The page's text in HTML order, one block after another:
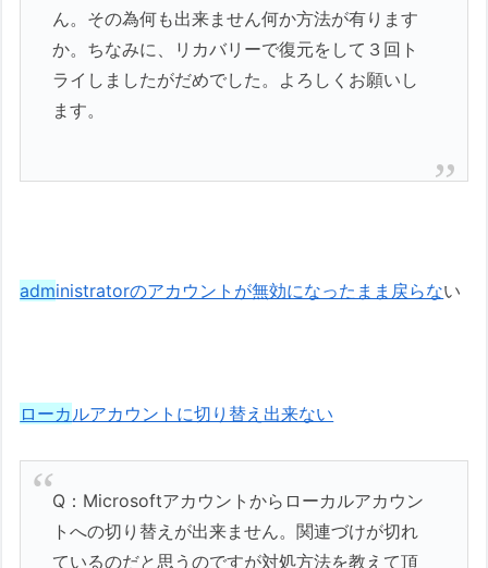
ん。その為何も出来ません何か方法が有ります
か。ちなみに、リカバリーで復元をして３回ト
ライしましたがだめでした。よろしくお願いし
ます。
administratorのアカウントが無効になったまま戻らない
ローカルアカウントに切り替え出来ない
Q：Microsoftアカウントからローカルアカウン
トへの切り替えが出来ません。関連づけが切れ
ているのだと思うのですが対処方法を教えて頂